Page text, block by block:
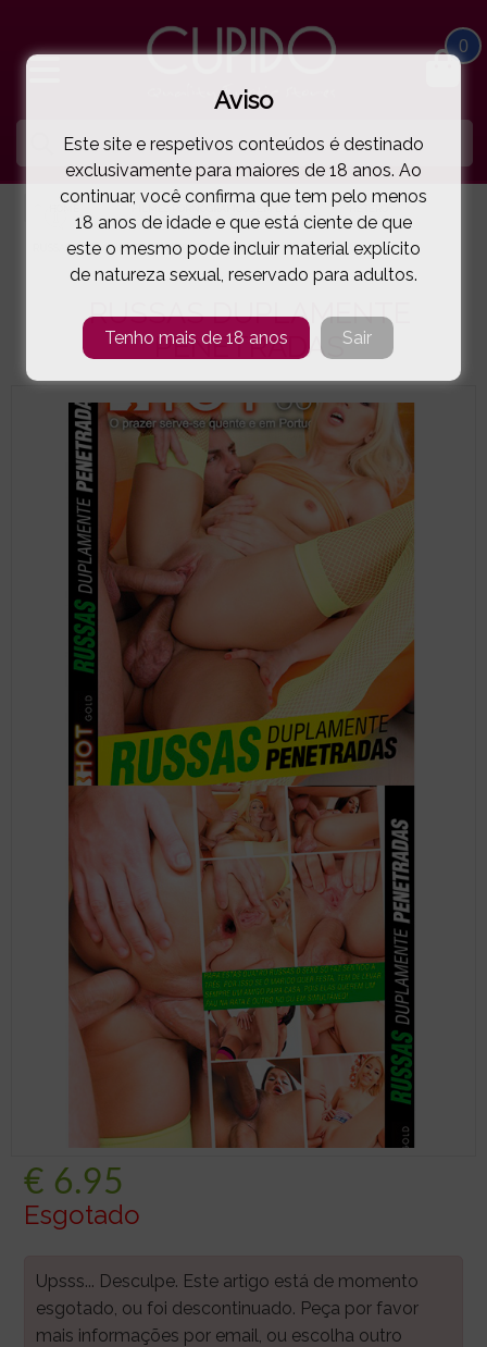
0
FILMES PORNOGRÁFICOS EM DVD
RUSSAS DUPLAMENTE PENETRADAS( 35-12198 )
RUSSAS DUPLAMENTE
PENETRADAS
€ 6.95
Esgotado
Upsss... Desculpe. Este artigo está de momento
esgotado, ou foi descontinuado. Peça por favor
mais informações por email, ou escolha outro
Aviso
Este site e respetivos conteúdos é destinado
exclusivamente para maiores de 18 anos. Ao
continuar, você confirma que tem pelo menos
18 anos de idade e que está ciente de que
este o mesmo pode incluir material explícito
de natureza sexual, reservado para adultos.
Tenho mais de 18 anos Sair